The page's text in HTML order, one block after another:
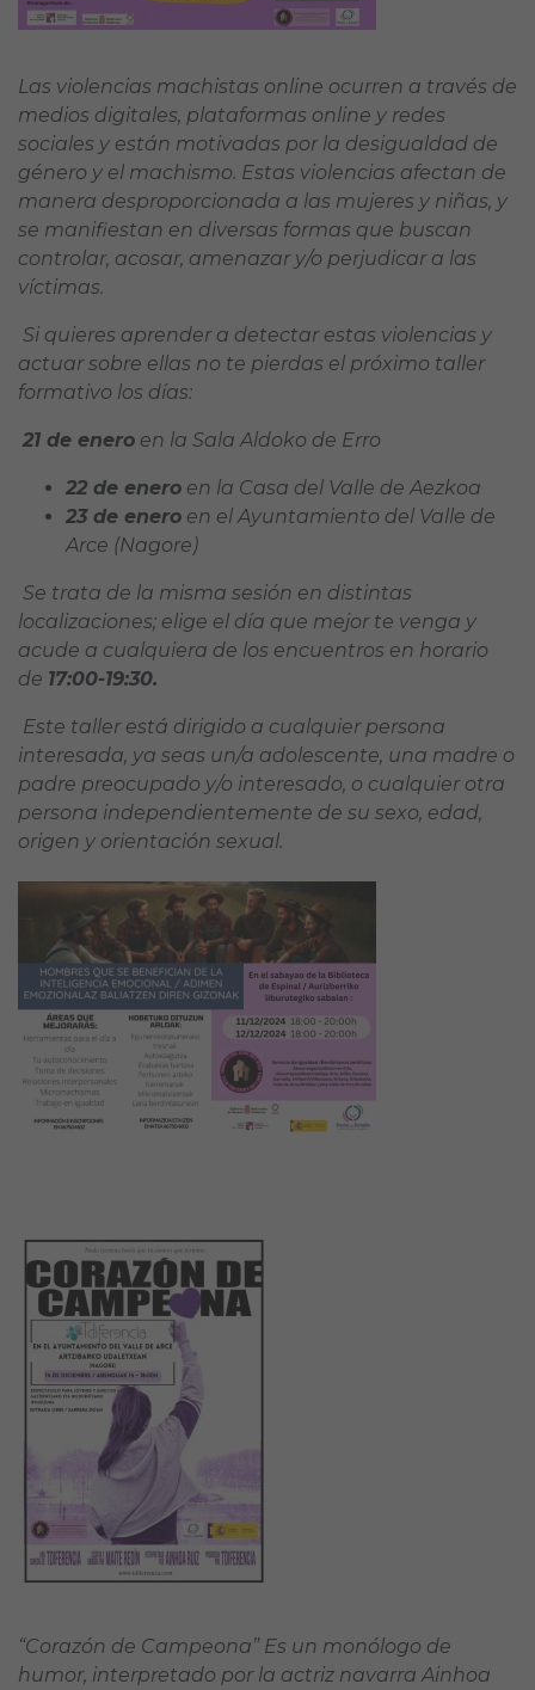
Las violencias machistas online ocurren a través de
medios digitales, plataformas online y redes
sociales y están motivadas por la desigualdad de
género y el machismo. Estas violencias afectan de
manera desproporcionada a las mujeres y niñas, y
se manifiestan en diversas formas que buscan
controlar, acosar, amenazar y/o perjudicar a las
víctimas.
Si quieres aprender a detectar estas violencias y
actuar sobre ellas no te pierdas el próximo taller
formativo los días:
21 de enero en la Sala Aldoko de Erro
22 de enero en la Casa del Valle de Aezkoa
23 de enero en el Ayuntamiento del Valle de
Arce (Nagore)
Se trata de la misma sesión en distintas
localizaciones; elige el día que mejor te venga y
acude a cualquiera de los encuentros en horario
de 17:00-19:30.
Este taller está dirigido a cualquier persona
interesada, ya seas un/a adolescente, una madre o
padre preocupado y/o interesado, o cualquier otra
persona independientemente de su sexo, edad,
origen y orientación sexual.
“Corazón de Campeona” Es un monólogo de
humor, interpretado por la actriz navarra Ainhoa